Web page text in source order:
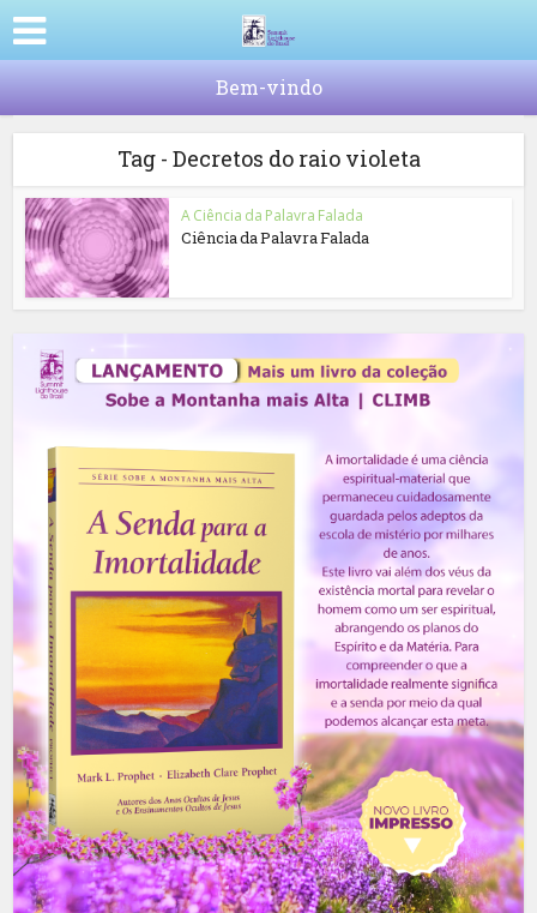
Bem-vindo
Tag - Decretos do raio violeta
A Ciência da Palavra Falada
Ciência da Palavra Falada